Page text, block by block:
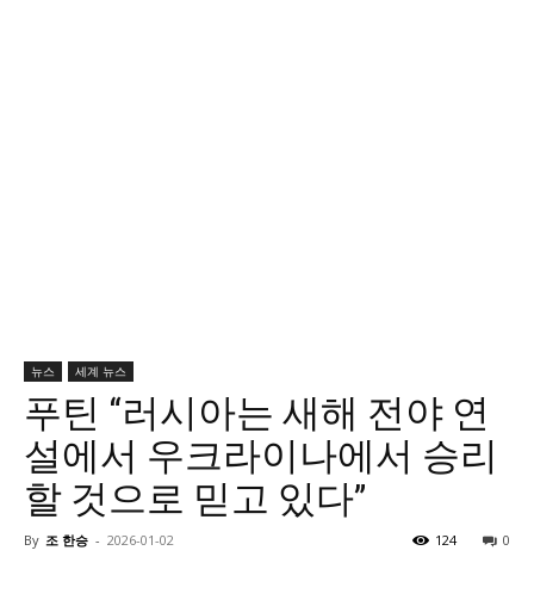
뉴스 세계 뉴스
푸틴 “러시아는 새해 전야 연
설에서 우크라이나에서 승리
할 것으로 믿고 있다”
By 조 한승 - 2026-01-02 0
124